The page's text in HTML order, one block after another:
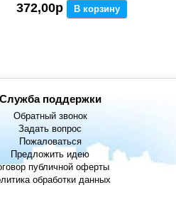
372,00р В корзину
Служба поддержки
Обратный звонок
Задать вопрос
Пожаловаться
Предложить идею
публичной оферты
обработки данных